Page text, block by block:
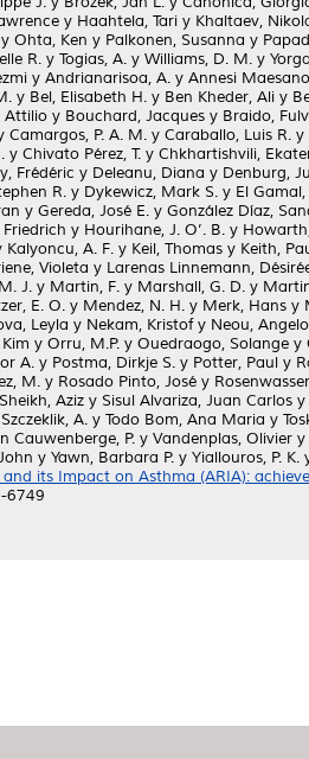
y Haahtela, Tari y Khaltaev,
y Ohta, Ken y Palkonen, Susanna y
R. y Togias, A. y Williams, D. M. y
y Andrianarisoa, A. y Annesi
y Bel, Elisabeth H. y Ben Kheder, Ali y
Attilio y Bouchard, Jacques y Braido,
Camargos, P. A. M. y Caraballo, Luis R. y
y Chivato Pérez, T. y Chkhartishvili,
Frédéric y Deleanu, Diana y Denburg,
R. y Dykewicz, Mark S. y El Gamal,
y Gereda, José E. y González Díaz,
y Hourihane, J. O’. B. y
Kalyoncu, A. F. y Keil, Thomas y Keith,
Violeta y Larenas Linnemann,
J. y Martin, F. y Marshall, G. D. y
E. O. y Mendez, N. H. y Merk, Hans y
Leyla y Nekam, Kristofy Neou,
y Orru, M.P. y Ouedraogo, Solange y
A. y Postma, Dirkje S. y Potter, Paul y
M. y Rosado Pinto, José y
Sheikh, Aziz y Sisul Alvariza, Juan Carlos y
Szczeklik, A. y Todo Bom, Ana Maria y
Cauwenberge, P. y Vandenplas, Olivier y
y Yawn, Barbara P. y Yiallouros, P. K.
its Impact on Asthma (ARIA):
6749